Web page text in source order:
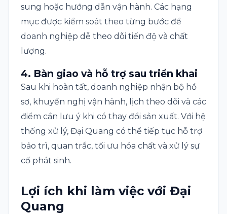
sung hoặc hướng dẫn vận hành. Các hạng
mục được kiểm soát theo từng bước để
doanh nghiệp dễ theo dõi tiến độ và chất
lượng.
4. Bàn giao và hỗ trợ sau triển khai
Sau khi hoàn tất, doanh nghiệp nhận bộ hồ
sơ, khuyến nghị vận hành, lịch theo dõi và các
điểm cần lưu ý khi có thay đổi sản xuất. Với hệ
thống xử lý, Đại Quang có thể tiếp tục hỗ trợ
bảo trì, quan trắc, tối ưu hóa chất và xử lý sự
cố phát sinh.
Lợi ích khi làm việc với Đại
Quang